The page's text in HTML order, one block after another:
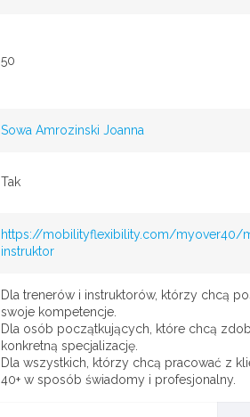
50
Sowa Amrozinski Joanna
Tak
https://mobilityflexibility.com/myover40/
instruktor
Dla trenerów i instruktorów, którzy chcą
swoje kompetencje.
Dla osób początkujących, które chcą
konkretną specjalizację.
Dla wszystkich, którzy chcą pracować z
40+ w sposób świadomy i profesjonalny.